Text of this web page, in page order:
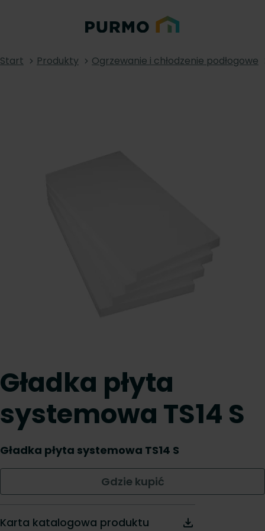
Start Produkty Ogrzewanie i chłodzenie podłogowe
Gładka płyta
systemowa TS14 S
Gładka płyta systemowa TS14 S
Gdzie kupić
Karta katalogowa produktu